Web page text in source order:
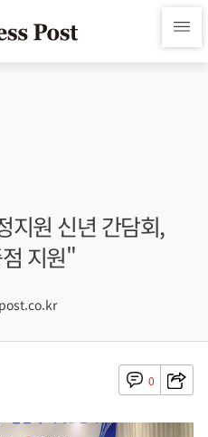
지원 신년 간담회,
지원"
0